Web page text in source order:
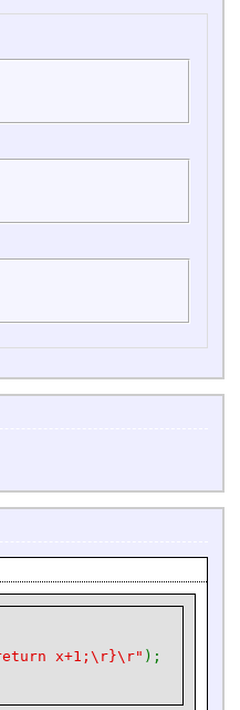
x+1;\r}\r" );